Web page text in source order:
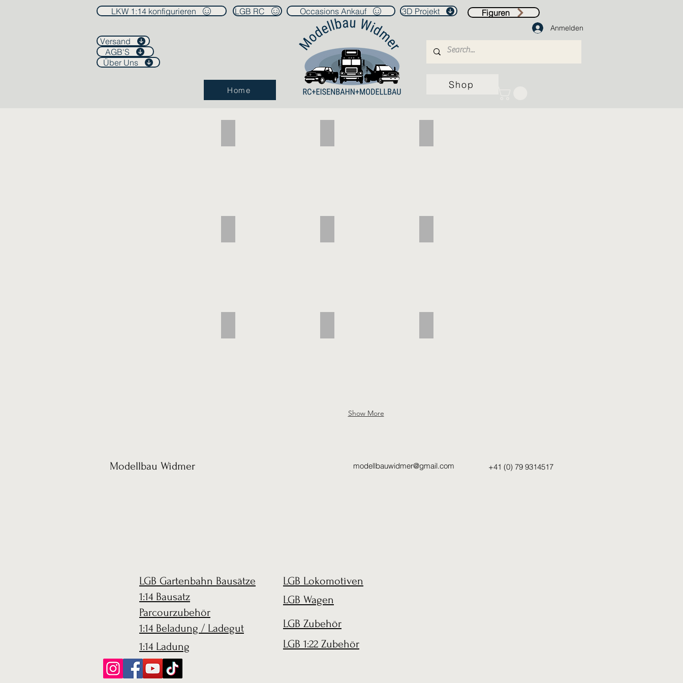
LKW 1:14 konfigurieren LGB RC
Versand
AGB'S
Über Uns
Home
Occasions Ankauf 3D Projekt
Anmelden
Shop
Figuren
Show More
Modellbau Widmer modellbauwidmer@gmail.com +41 (0) 79 9314517
LGB Gartenbahn Bausätze
1:14 Bausatz
Parcourzubehör
1:14 Beladung / Ladegut
1:14 Ladung
LGB Lokomotiven
LGB Wagen
LGB Zubehör
LGB 1:22 Zubehör